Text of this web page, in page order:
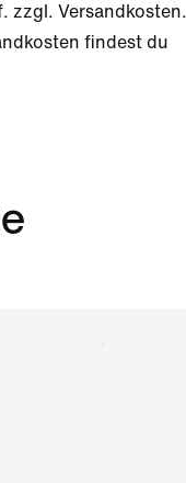
zzgl. Versandkosten.
findest du